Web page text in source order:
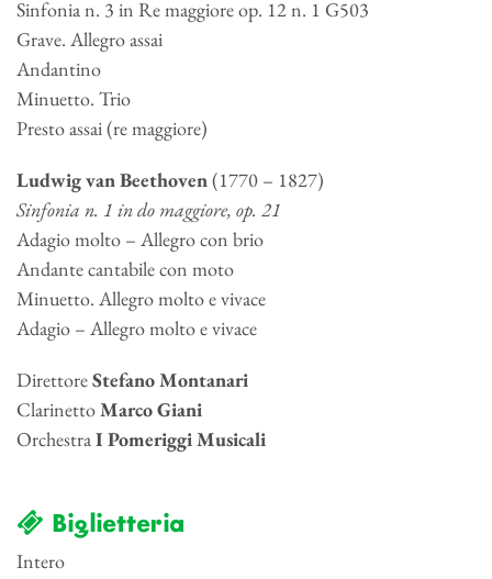
Sinfonia n. 3 in Re maggiore op. 12 n. 1 G503
Grave. Allegro assai
Andantino
Minuetto. Trio
Presto assai (re maggiore)
Ludwig van Beethoven(1770 – 1827)
Sinfonia n. 1 in do maggiore, op. 21
Adagio molto – Allegro con brio
Andante cantabile con moto
Minuetto. Allegro molto e vivace
Adagio – Allegro molto e vivace
DirettoreStefano Montanari
ClarinettoMarco Giani
OrchestraI Pomeriggi Musicali
Biglietteria
Intero